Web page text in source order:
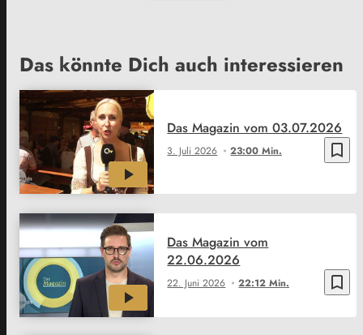
Das könnte Dich auch interessieren
bookmark_border
3. Juli 2026 23:00 Min.
Das Magazin vom 03.07.2026
bookmark_border
22. Juni 2026 22:12 Min.
Das Magazin vom
22.06.2026